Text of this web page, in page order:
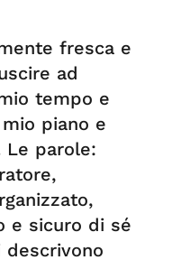
fresca e
ad
tempo e
piano e
Le parole:
e sicuro di sé